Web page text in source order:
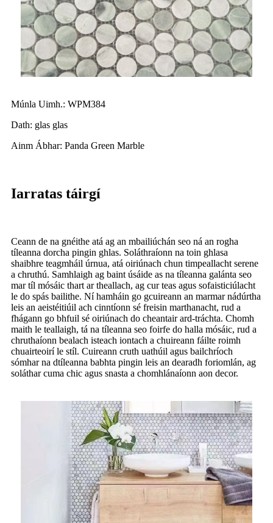
Múnla Uimh.: WPM384
Dath: glas glas
Ainm Ábhar: Panda Green Marble
Iarratas táirgí
Ceann de na gnéithe atá ag an mbailiúchán seo ná an rogha
tíleanna dorcha pingin ghlas. Soláthraíonn na toin ghlasa
shaibhre teagmháil úrnua, atá oiriúnach chun timpeallacht serene
a chruthú. Samhlaigh ag baint úsáide as na tíleanna galánta seo
mar tíl mósáic thart ar theallach, ag cur teas agus sofaisticiúlacht
le do spás bailithe. Ní hamháin go gcuireann an marmar nádúrtha
leis an aeistéitiúil ach cinntíonn sé freisin marthanacht, rud a
fhágann go bhfuil sé oiriúnach do cheantair ard-tráchta. Chomh
maith le teallaigh, tá na tíleanna seo foirfe do halla mósáic, rud a
chruthaíonn bealach isteach iontach a chuireann fáilte roimh
chuairteoirí le stíl. Cuireann cruth uathúil agus bailchríoch
sómhar na dtíleanna babhta pingin leis an dearadh foriomlán, ag
soláthar cuma chic agus snasta a chomhlánaíonn aon decor.